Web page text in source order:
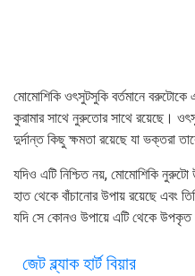
মোমোশিকি ওৎসুটসুকি বর্তমানে বরুটোকে
কুরামার সাথে নুরুতোর সাথে রয়েছে।
দুর্দান্ত কিছু ক্ষমতা রয়েছে যা ভক্তরা
যদিও এটি নিশ্চিত নয়, মোমোশিকি নুরুটো
হাত থেকে বাঁচানোর উপায় রয়েছে এবং
যদি সে কোনও উপায়ে এটি থেকে উপকৃত
জেট ব্ল্যাক হার্ট বিয়ার